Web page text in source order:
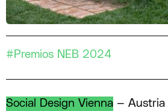
#Premios NEB 2024
Social Design Vienna— Austria